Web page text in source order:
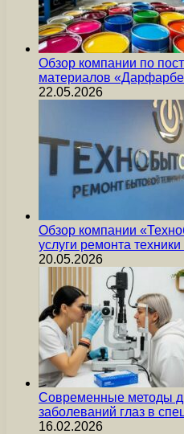
Обзор компании по
материалов
22.05.2026
Обзор компании
услуги ремонта
20.05.2026
Современные методы
заболеваний глаз в
16.02.2026